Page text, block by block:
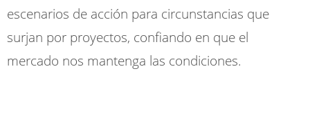
escenarios de acción para circunstancias que
surjan por proyectos, confiando en que el
mercado nos mantenga las condiciones.